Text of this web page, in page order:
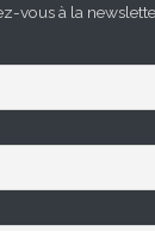
vous à la